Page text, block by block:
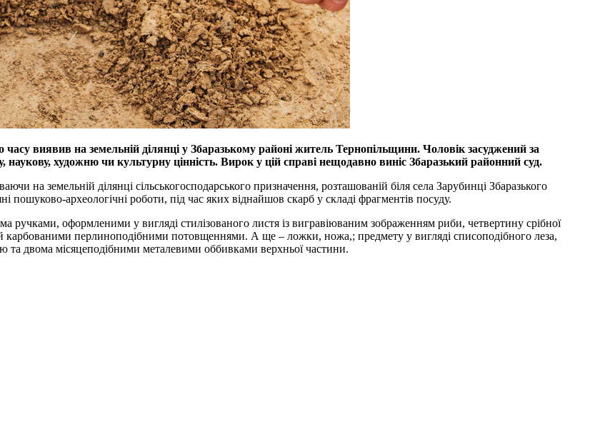
виявив на земельній ділянці у Збаразькому районі житель Тернопільщини. Чоловік засуджений за
художню чи культурну цінність. Вирок у цій справі нещодавно виніс Збаразький районний суд.
на земельній ділянці сільськогосподарського призначення, розташованій біля села Зарубинці Збаразького
пошуково-археологічні роботи, під час яких віднайшов скарб у складі фрагментів посуду.
оформленими у вигляді стилізованого листя із вигравіюваним зображенням риби, четвертину срібної
карбованими перлиноподібними потовщеннями. А ще – ложки, ножа,; предмету у вигляді списоподібного леза,
двома місяцеподібними металевими оббивками верхньої частини.